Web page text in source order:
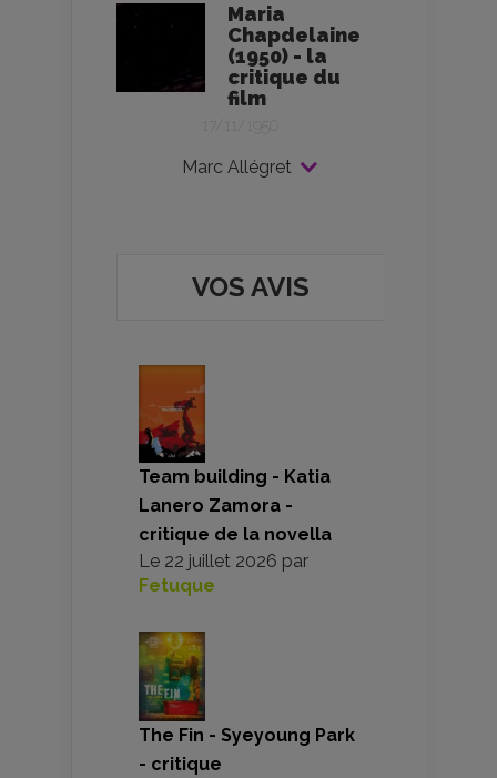
Maria
Chapdelaine
(1950) - la
critique du
film
Marc Allégret
VOS AVIS
Team building - Katia
Lanero Zamora -
critique de la novella
Le 22 juillet 2026 par
Fetuque
The Fin - Syeyoung Park
- critique